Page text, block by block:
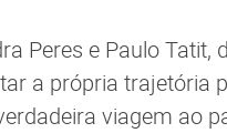
Peres e Paulo
a própria trajetória
viagem ao